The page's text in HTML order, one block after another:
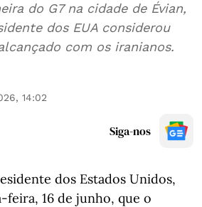
do G7 na cidade de Évian,
dos EUA considerou
com os iranianos.
14:02
Siga-nos
dos Estados Unidos,
16 de junho, que o